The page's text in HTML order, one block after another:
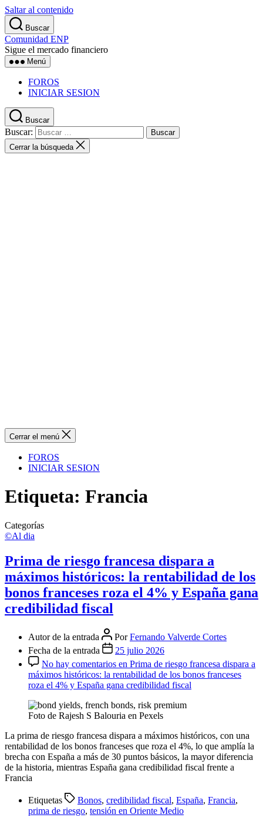
Saltar al contenido
Buscar
Comunidad ENP
Sigue el mercado financiero
Menú
FOROS
INICIAR SESION
Buscar
Buscar:
Cerrar la búsqueda
Cerrar el menú
FOROS
INICIAR SESION
Etiqueta: Francia
Categorías
©Al dia
Prima de riesgo francesa dispara a
máximos históricos: la rentabilidad de los
bonos franceses roza el 4% y España gana
credibilidad fiscal
Autor de la entrada PorFernando Valverde Cortes
Fecha de la entrada
25 julio 2026
No hay comentarios en Prima de riesgo francesa dispara a
máximos históricos: la rentabilidad de los bonos franceses
roza el 4% y España gana credibilidad fiscal
Foto de Rajesh S Balouria en Pexels
La prima de riesgo francesa dispara a máximos históricos, con una
rentabilidad de los bonos franceses que roza el 4%, lo que amplía la
brecha con España a más de 30 puntos básicos, la mayor diferencia
de la historia, mientras España gana credibilidad fiscal frente a
Francia
Etiquetas Bonos, credibilidad fiscal, España, Francia,
prima de riesgo, tensión en Oriente Medio